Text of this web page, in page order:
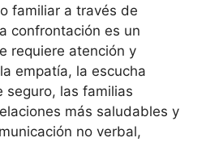
familiar a través de
confrontación es un
requiere atención y
empatía, la escucha
seguro, las familias
más saludables y
no verbal,